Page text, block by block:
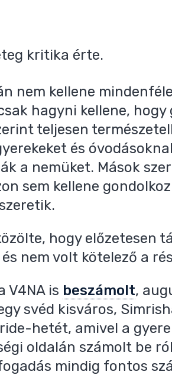
kritika érte.
nem kellene
hagyni kellene, hogy
teljesen
és
a nemüket. Mások
sem kellene
hogy előzetesen
nem volt kötelező a
V4NA is beszámolt,
svéd kisváros,
hetét, amivel a
oldalán számolt be
mindig fontos